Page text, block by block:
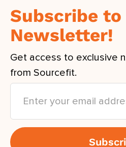
Subscribe to
Newsletter!
Get access to exclusive
from Sourcefit.